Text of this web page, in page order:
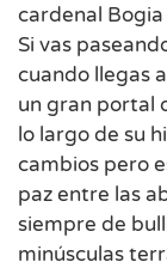
cardenal Bogia
Si vas
cuando llegas
un gran portal
lo largo de su
cambios pero
paz entre las
siempre de
minúsculas